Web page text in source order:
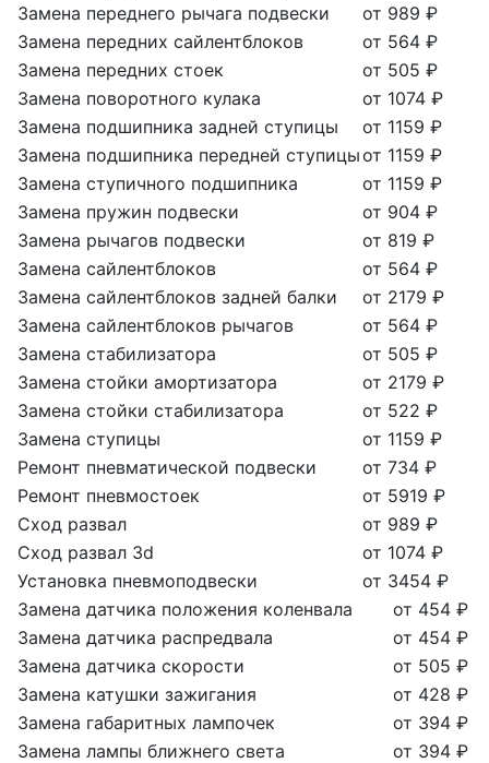
Замена переднего рычага подвески
от 989 ₽
Замена передних сайлентблоков
от 564 ₽
Замена передних стоек
от 505 ₽
Замена поворотного кулака
от 1074 ₽
Замена подшипника задней ступицы
от 1159 ₽
Замена подшипника передней ступицыот 1159 ₽
Замена ступичного подшипника
от 1159 ₽
Замена пружин подвески
от 904 ₽
Замена рычагов подвески
от 819 ₽
Замена сайлентблоков
от 564 ₽
Замена сайлентблоков задней балки
от 2179 ₽
Замена сайлентблоков рычагов
от 564 ₽
Замена стабилизатора
от 505 ₽
Замена стойки амортизатора
от 2179 ₽
Замена стойки стабилизатора
от 522 ₽
Замена ступицы
от 1159 ₽
Ремонт пневматической подвески
от 734 ₽
Ремонт пневмостоек
от 5919 ₽
Сход развал
от 989 ₽
Сход развал 3d
от 1074 ₽
Установка пневмоподвески
от 3454 ₽
Замена датчика положения коленвала
от 454 ₽
Замена датчика распредвала
от 454 ₽
Замена датчика скорости
от 505 ₽
Замена катушки зажигания
от 428 ₽
Замена габаритных лампочек
от 394 ₽
Замена лампы ближнего света
от 394 ₽